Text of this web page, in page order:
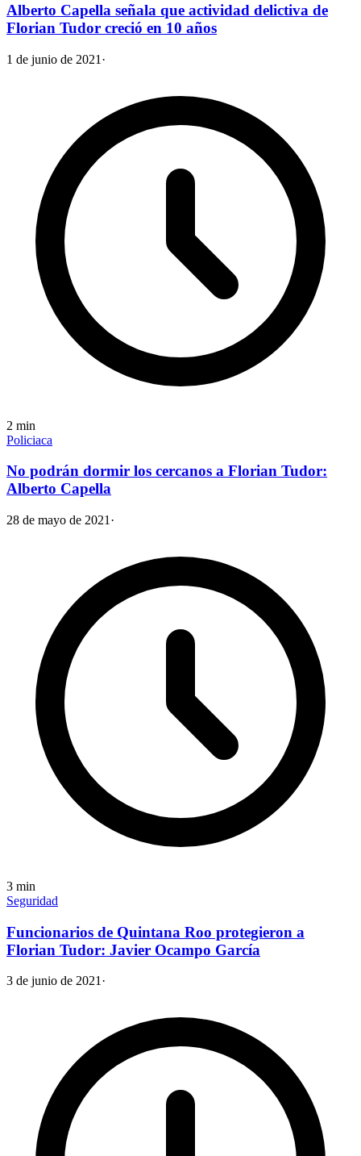
Alberto Capella señala que actividad delictiva de
Florian Tudor creció en 10 años
1 de junio de 2021 ·
2 min
Policiaca
No podrán dormir los cercanos a Florian Tudor:
Alberto Capella
28 de mayo de 2021 ·
3 min
Seguridad
Funcionarios de Quintana Roo protegieron a
Florian Tudor: Javier Ocampo García
3 de junio de 2021·